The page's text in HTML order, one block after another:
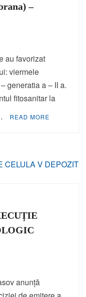
–
au favorizat
viermele
generatia a – II a.
fitosanitar la
READ MORE
anunţă